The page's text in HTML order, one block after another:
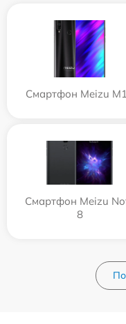
Смартфон Meizu
Смартфон Meizu
8